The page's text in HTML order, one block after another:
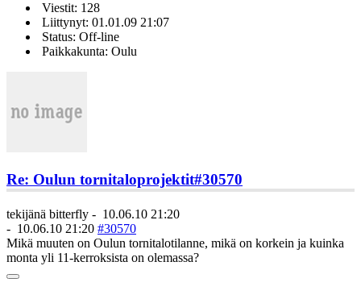
Viestit: 128
Liittynyt: 01.01.09 21:07
Status: Off-line
Paikkakunta: Oulu
Re: Oulun tornitaloprojektit#30570
tekijänä bitterfly - 10.06.10 21:20
- 10.06.10 21:20 #30570
Mikä muuten on Oulun tornitalotilanne, mikä on korkein ja kuinka
monta yli 11-kerroksista on olemassa?